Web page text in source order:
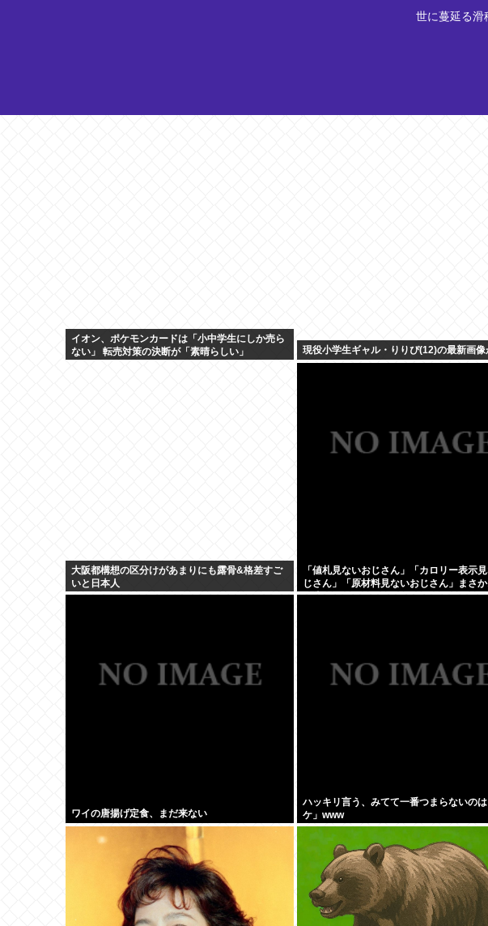
世に蔓延る滑
イオン、ポケモンカードは「小中学生にしか売ら
ない」 転売対策の決断が「素晴らしい」
現役小学生ギャル・りりぴ(12)の最新画像
大阪都構想の区分けがあまりにも露骨&格差すご
いと日本人
「値札見ないおじさん」「カロリー表示
じさん」「原材料見ないおじさん」まさ
は違うよな？
ワイの唐揚げ定食、まだ来ない
ハッキリ言う、みてて一番つまらないの
ケ」www